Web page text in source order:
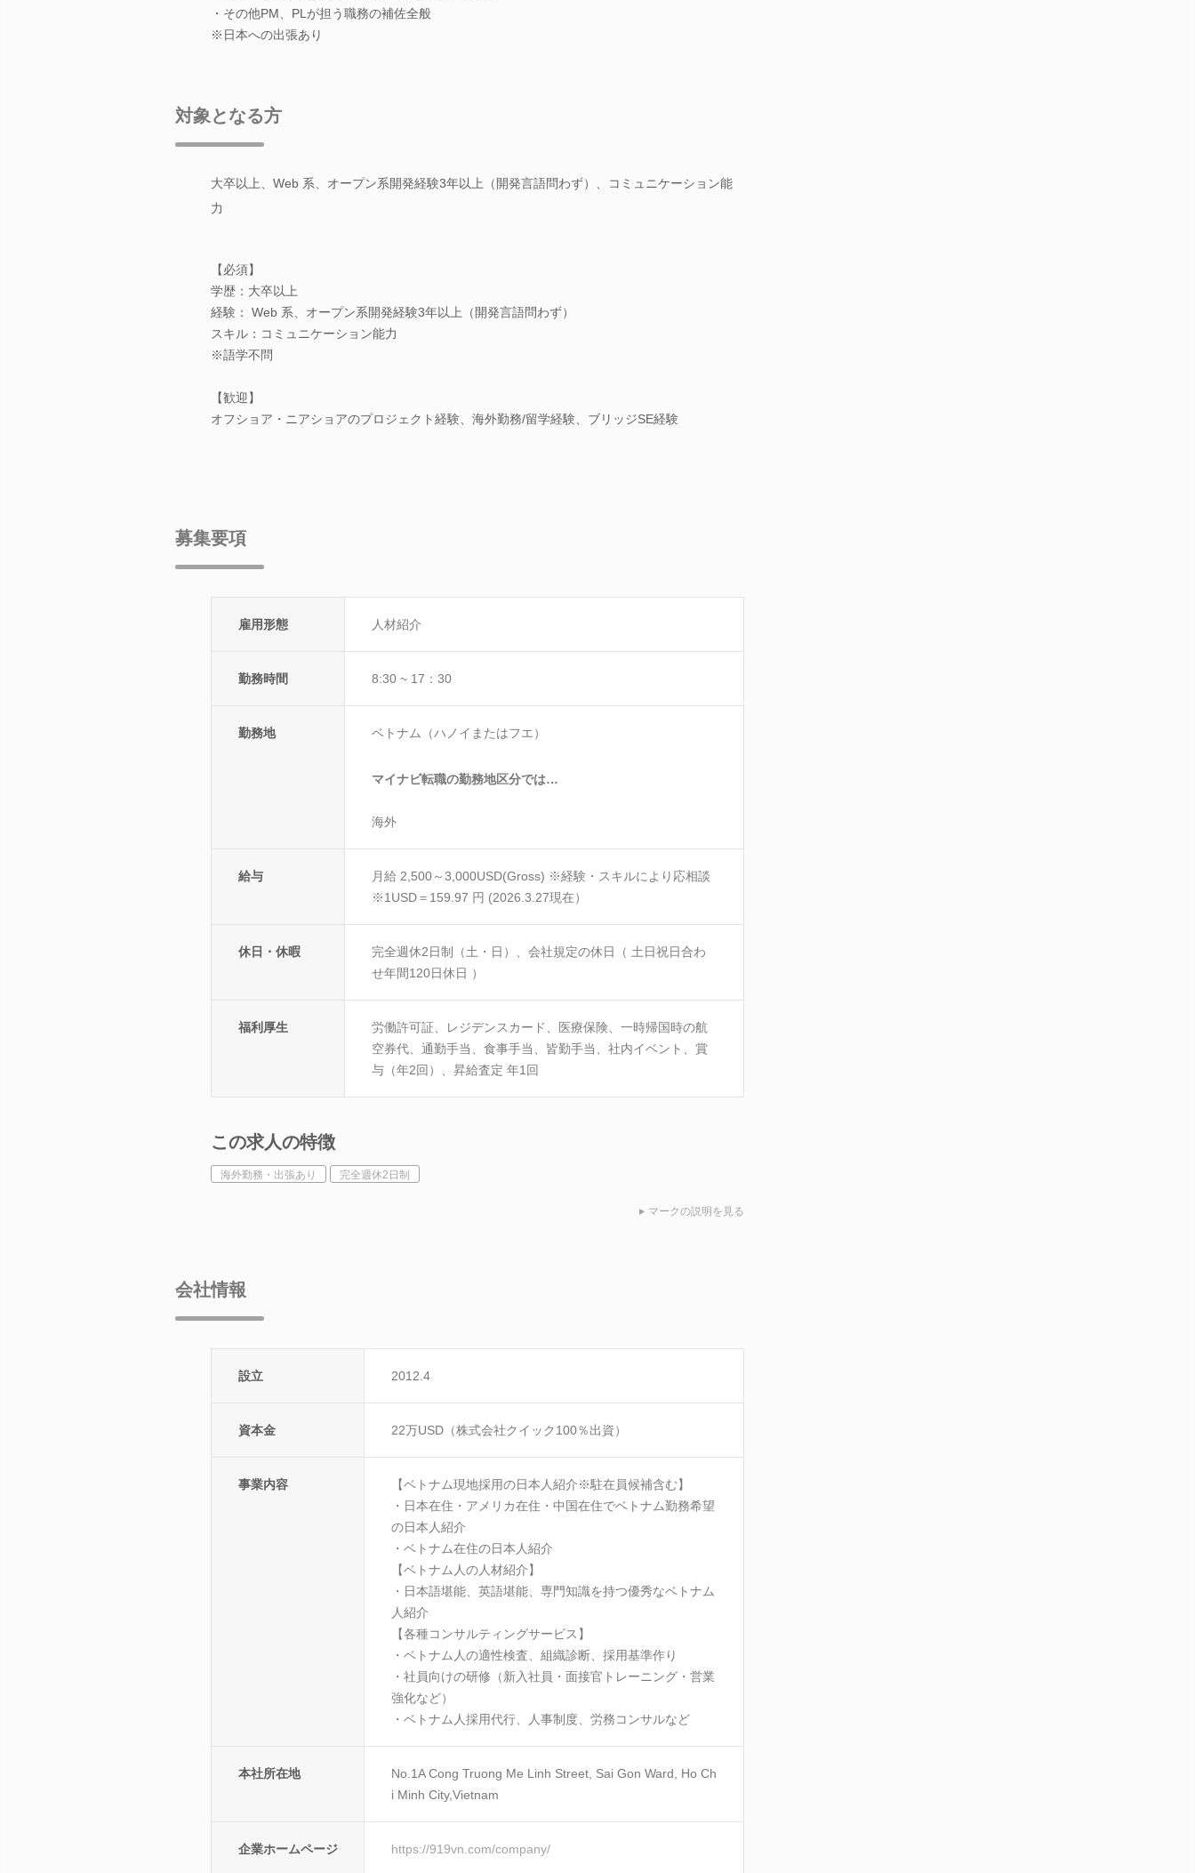
・その他PM、PLが担う職務の補佐全般
※日本への出張あり
対象となる方
大卒以上、Web 系、オープン系開発経験3年以上（開発言語問わず）、コミュニケーション能
力
【必須】
学歴：大卒以上
経験： Web 系、オープン系開発経験3年以上（開発言語問わず）
スキル：コミュニケーション能力
※語学不問
【歓迎】
オフショア・ニアショアのプロジェクト経験、海外勤務/留学経験、ブリッジSE経験
募集要項
雇用形態 人材紹介
勤務時間 8:30 ~ 17：30
勤務地 ベトナム（ハノイまたはフエ）
マイナビ転職の勤務地区分では…
海外
給与
月給 2,500～3,000USD(Gross) ※経験・スキルにより応相談
※1USD＝159.97 円 (2026.3.27現在）
休日・休暇
完全週休2日制（土・日）、会社規定の休日（ 土日祝日合わ
せ年間120日休日 ）
福利厚生
労働許可証、レジデンスカード、医療保険、一時帰国時の航
空券代、通勤手当、食事手当、皆勤手当、社内イベント、賞
与（年2回）、昇給査定 年1回
この求人の特徴
海外勤務・出張あり 完全週休2日制
マークの説明を見る
会社情報
設立 2012.4
資本金 22万USD（株式会社クイック100％出資）
事業内容
【ベトナム現地採用の日本人紹介※駐在員候補含む】
・日本在住・アメリカ在住・中国在住でベトナム勤務希望
の日本人紹介
・ベトナム在住の日本人紹介
【ベトナム人の人材紹介】
・日本語堪能、英語堪能、専門知識を持つ優秀なベトナム
人紹介
【各種コンサルティングサービス】
・ベトナム人の適性検査、組織診断、採用基準作り
・社員向けの研修（新入社員・面接官トレーニング・営業
強化など）
・ベトナム人採用代行、人事制度、労務コンサルなど
本社所在地
No.1A Cong Truong Me Linh Street, Sai Gon Ward, Ho Ch
i Minh City,Vietnam
企業ホームページ https://919vn.com/company/